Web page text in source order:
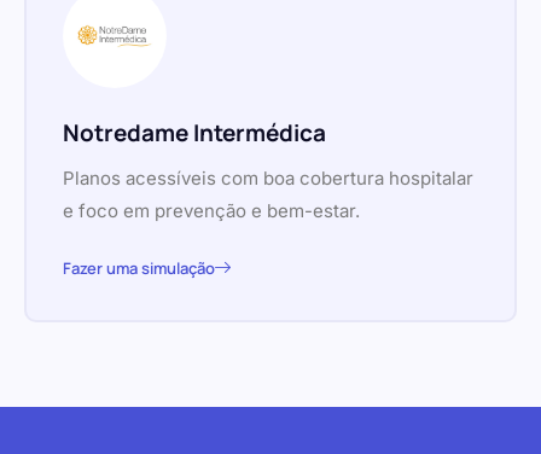
Notredame Intermédica
Planos acessíveis com boa cobertura hospitalar
e foco em prevenção e bem-estar.
Fazer uma simulação